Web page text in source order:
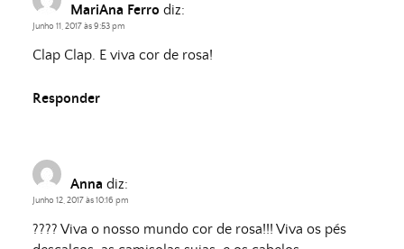
MariAna Ferro diz:
Junho 11, 2017 às 9:53 pm
Clap Clap. E viva cor de rosa!
Responder
Anna diz:
Junho 12, 2017 às 10:16 pm
???? Viva o nosso mundo cor de rosa!!! Viva os pés